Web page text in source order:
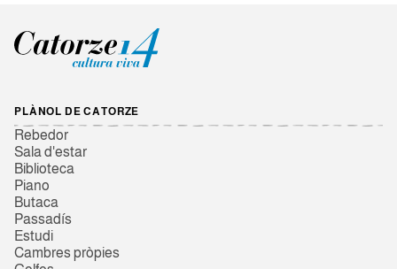
PLÀNOL DE CATORZE
Rebedor
Sala d'estar
Biblioteca
Piano
Butaca
Passadís
Estudi
Cambres pròpies